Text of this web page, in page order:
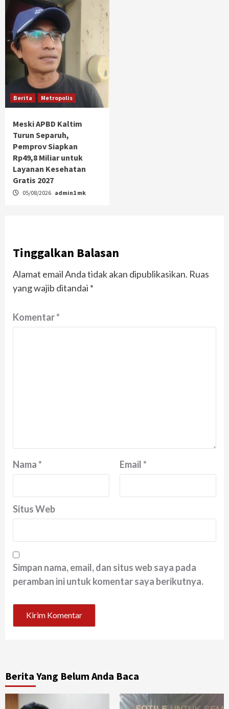
Berita Metropolis
Meski APBD Kaltim
Turun Separuh,
Pemprov Siapkan
Rp49,8 Miliar untuk
Layanan Kesehatan
Gratis 2027
05/08/2026 admin1 mk
Tinggalkan Balasan
Alamat email Anda tidak akan dipublikasikan. Ruas
yang wajib ditandai *
Komentar*
Nama* Email*
Situs Web
Simpan nama, email, dan situs web saya pada
peramban ini untuk komentar saya berikutnya.
Berita Yang Belum Anda Baca